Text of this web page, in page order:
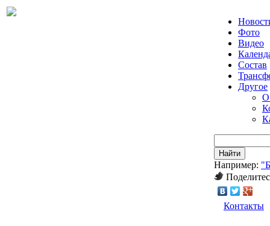
Фото
Видео
Состав
Другое
О
Найти
Например:
Контакты